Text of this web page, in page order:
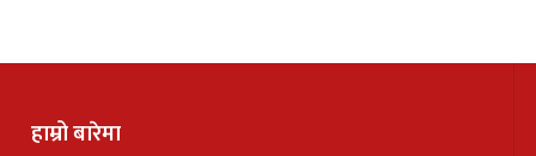
हाम्रो बारेमा